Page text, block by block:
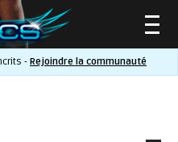
- Rejoindre la communauté